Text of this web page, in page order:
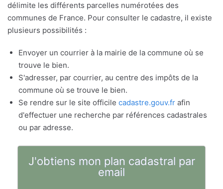
délimite les différents parcelles numérotées des
communes de France. Pour consulter le cadastre, il existe
plusieurs possibilités :
Envoyer un courrier à la mairie de la commune où se
trouve le bien.
S'adresser, par courrier, au centre des impôts de la
commune où se trouve le bien.
Se rendre sur le site officile cadastre.gouv.fr afin
d'effectuer une recherche par références cadastrales
ou par adresse.
J'obtiens mon plan cadastral par
email